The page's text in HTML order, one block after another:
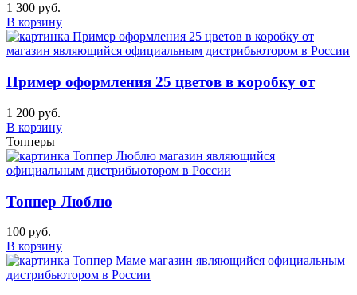
1 300 руб.
В корзину
Пример оформления 25 цветов в коробку от
1 200 руб.
В корзину
Топперы
Топпер Люблю
100 руб.
В корзину